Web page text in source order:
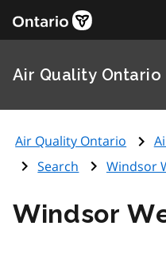
Air Quality Ontario
Air Quality Ontario
Search
Windsor
Windsor